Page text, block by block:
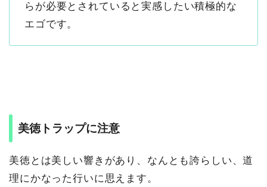
らが必要とされていると実感したい積極的な
エゴです。
美徳トラップに注意
美徳とは美しい響きがあり、なんとも誇らしい、道
理にかなった行いに思えます。